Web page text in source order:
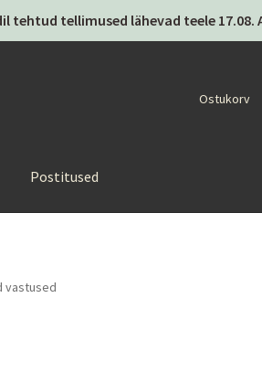
tehtud tellimused lähevad teele
Ostukorv
Postitused
vastused